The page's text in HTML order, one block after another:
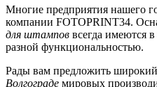
Многие предприятия нашего
компании FOTOPRINT34.
для штампов всегда имеются
разной функциональностью.
Рады вам предложить
Волгограде мировых